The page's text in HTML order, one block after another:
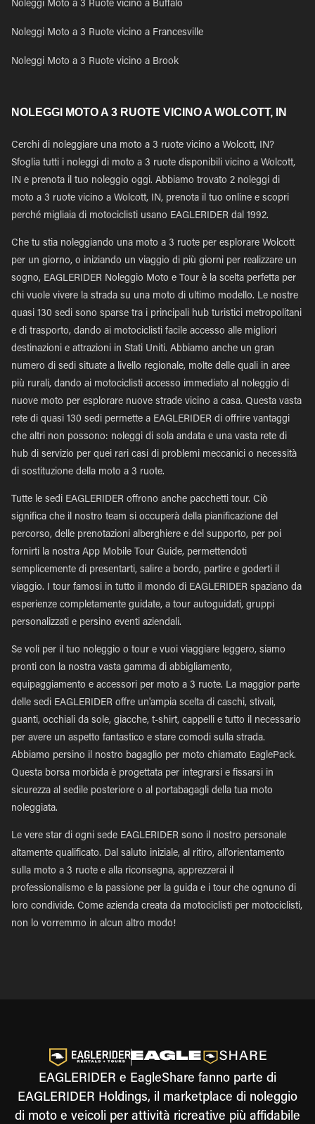
Noleggi Moto a 3 Ruote vicino a Buffalo
Noleggi Moto a 3 Ruote vicino a Francesville
Noleggi Moto a 3 Ruote vicino a Brook
NOLEGGI MOTO A 3 RUOTE VICINO A WOLCOTT, IN
Cerchi di noleggiare una moto a 3 ruote vicino a Wolcott, IN?
Sfoglia tutti i noleggi di moto a 3 ruote disponibili vicino a Wolcott,
IN e prenota il tuo noleggio oggi. Abbiamo trovato 2 noleggi di
moto a 3 ruote vicino a Wolcott, IN, prenota il tuo online e scopri
perché migliaia di motociclisti usano EAGLERIDER dal 1992.
Che tu stia noleggiando una moto a 3 ruote per esplorare Wolcott
per un giorno, o iniziando un viaggio di più giorni per realizzare un
sogno, EAGLERIDER Noleggio Moto e Tour è la scelta perfetta per
chi vuole vivere la strada su una moto di ultimo modello. Le nostre
quasi 130 sedi sono sparse tra i principali hub turistici metropolitani
e di trasporto, dando ai motociclisti facile accesso alle migliori
destinazioni e attrazioni in Stati Uniti. Abbiamo anche un gran
numero di sedi situate a livello regionale, molte delle quali in aree
più rurali, dando ai motociclisti accesso immediato al noleggio di
nuove moto per esplorare nuove strade vicino a casa. Questa vasta
rete di quasi 130 sedi permette a EAGLERIDER di offrire vantaggi
che altri non possono: noleggi di sola andata e una vasta rete di
hub di servizio per quei rari casi di problemi meccanici o necessità
di sostituzione della moto a 3 ruote.
Tutte le sedi EAGLERIDER offrono anche pacchetti tour. Ciò
significa che il nostro team si occuperà della pianificazione del
percorso, delle prenotazioni alberghiere e del supporto, per poi
fornirti la nostra App Mobile Tour Guide, permettendoti
semplicemente di presentarti, salire a bordo, partire e goderti il
viaggio. I tour famosi in tutto il mondo di EAGLERIDER spaziano da
esperienze completamente guidate, a tour autoguidati, gruppi
personalizzati e persino eventi aziendali.
Se voli per il tuo noleggio o tour e vuoi viaggiare leggero, siamo
pronti con la nostra vasta gamma di abbigliamento,
equipaggiamento e accessori per moto a 3 ruote. La maggior parte
delle sedi EAGLERIDER offre un'ampia scelta di caschi, stivali,
guanti, occhiali da sole, giacche, t-shirt, cappelli e tutto il necessario
per avere un aspetto fantastico e stare comodi sulla strada.
Abbiamo persino il nostro bagaglio per moto chiamato EaglePack.
Questa borsa morbida è progettata per integrarsi e fissarsi in
sicurezza al sedile posteriore o al portabagagli della tua moto
noleggiata.
Le vere star di ogni sede EAGLERIDER sono il nostro personale
altamente qualificato. Dal saluto iniziale, al ritiro, all'orientamento
sulla moto a 3 ruote e alla riconsegna, apprezzerai il
professionalismo e la passione per la guida e i tour che ognuno di
loro condivide. Come azienda creata da motociclisti per motociclisti,
non lo vorremmo in alcun altro modo!
EAGLERIDER e EagleShare fanno parte di
EAGLERIDER Holdings, il marketplace di noleggio
di moto e veicoli per attività ricreative più affidabile